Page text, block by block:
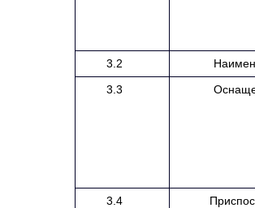
3.2
3.3
3.4